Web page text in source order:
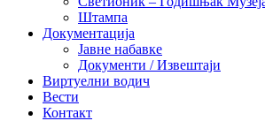
Штампа
Документација
Јавне набавке
Документи / Извештаји
Виртуелни водич
Вести
Контакт